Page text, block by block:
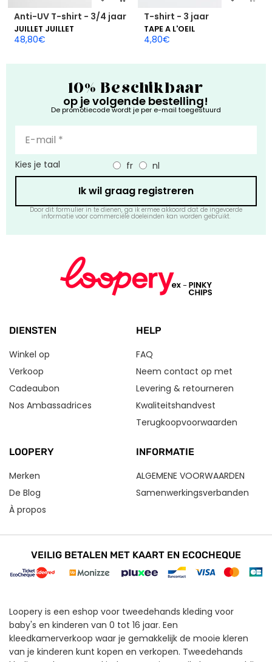
Anti-UV T-shirt - 3/4 jaar
JUILLET JUILLET
48,80€
T-shirt - 3 jaar
TAPE A L'OEIL
4,80€
10% Beschikbaar
op je volgende bestelling!
De promotiecode wordt je per e-mail toegestuurd
Kies je taal fr nl
Ik wil graag registreren
Door dit formulier in te dienen, ga ik ermee akkoord dat de ingevoerde
informatie voor commerciële doeleinden kan worden gebruikt.
DIENSTEN
Winkel op
Verkoop
Cadeaubon
Nos Ambassadrices
HELP
FAQ
Neem contact op met
Levering & retourneren
Kwaliteitshandvest
Terugkoopvoorwaarden
LOOPERY
Merken
De Blog
À propos
INFORMATIE
ALGEMENE VOORWAARDEN
Samenwerkingsverbanden
VEILIG BETALEN MET KAART EN ECOCHEQUE
Loopery is een eshop voor tweedehands kleding voor
baby's en kinderen van 0 tot 16 jaar. Een
kleedkamerverkoop waar je gemakkelijk de mooie kleren
van je kinderen kunt kopen en verkopen. Tweedehands